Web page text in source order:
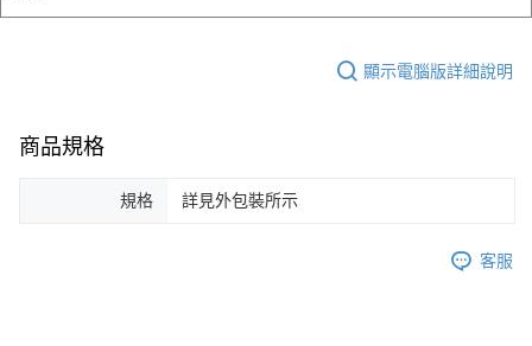
顯示電腦版詳細說明
商品規格
規格 詳見外包裝所示
客服